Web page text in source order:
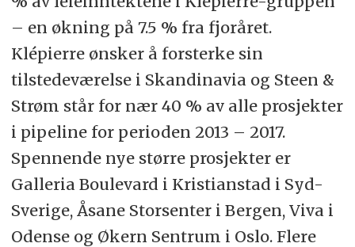
– en økning på 7.5 % fra fjoråret.
Klépierre ønsker å forsterke sin
tilstedeværelse i Skandinavia og Steen &
Strøm står for nær 40 % av alle prosjekter
i pipeline for perioden 2013 – 2017.
Spennende nye større prosjekter er
Galleria Boulevard i Kristianstad i Syd-
Sverige, Åsane Storsenter i Bergen, Viva i
Odense og Økern Sentrum i Oslo. Flere